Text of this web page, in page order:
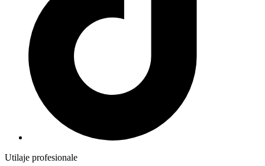
Utilaje profesionale